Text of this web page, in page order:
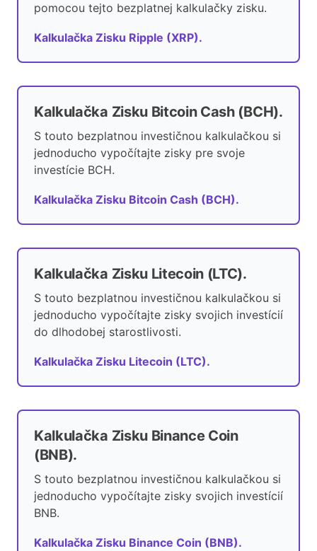
pomocou tejto bezplatnej kalkulačky zisku.
Kalkulačka Zisku Ripple (XRP).
Kalkulačka Zisku Bitcoin Cash (BCH).
S touto bezplatnou investičnou kalkulačkou si
jednoducho vypočítajte zisky pre svoje
investície BCH.
Kalkulačka Zisku Bitcoin Cash (BCH).
Kalkulačka Zisku Litecoin (LTC).
S touto bezplatnou investičnou kalkulačkou si
jednoducho vypočítajte zisky svojich investícií
do dlhodobej starostlivosti.
Kalkulačka Zisku Litecoin (LTC).
Kalkulačka Zisku Binance Coin
(BNB).
S touto bezplatnou investičnou kalkulačkou si
jednoducho vypočítajte zisky svojich investícií
BNB.
Kalkulačka Zisku Binance Coin (BNB).